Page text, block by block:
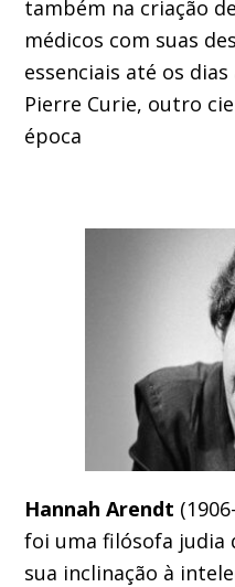
também na criação
médicos com suas
essenciais até os
Pierre Curie, outro
época
Hannah Arendt
foi uma filósofa judia
sua inclinação à